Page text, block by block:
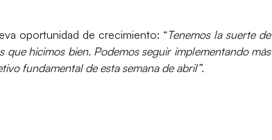
oportunidad de crecimiento: “Tenemos la suerte de
hicimos bien. Podemos seguir implementando más
fundamental de esta semana de abril”.